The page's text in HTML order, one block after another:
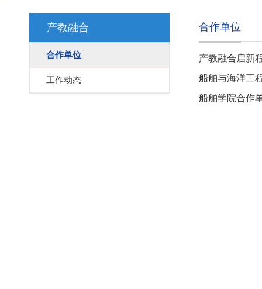
产教融合
合作单位
工作动态
合作单位
产教融合启新
教融合实践
船舶与海洋工
船舶学院合作